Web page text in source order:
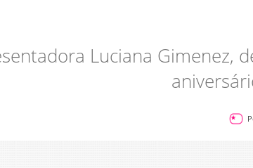
Luciana Gimenez,